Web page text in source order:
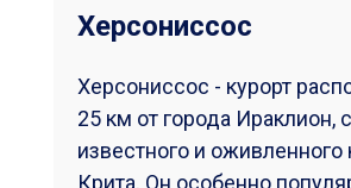
Агиос Николаос
Агиос Николаос - портовый
расположен к востоку от
Ираклиона и к западу от
Сития, на берегу